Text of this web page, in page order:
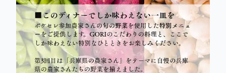
【第3回イベント開催決定！】
11/21(金)19:00~!!今回は兵庫県の農家
さんが大集合です！
みなさん、こんばんは！
GORI×ポケセレの第3回のイベントの開催が決定しまし